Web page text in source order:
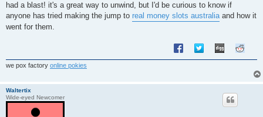
had a blast! it's a great way to unwind, but I'd be curious to know if
anyone has tried making the jump to real money slots australiaand how it
went for them.
we pox factory online pokies
Waltertix
Wide-eyed Newcomer